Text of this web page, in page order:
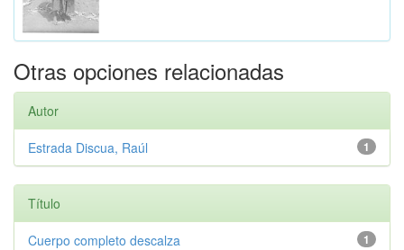
Otras opciones relacionadas
Autor
1
Estrada Discua, Raúl
Título
1
Cuerpo completo descalza